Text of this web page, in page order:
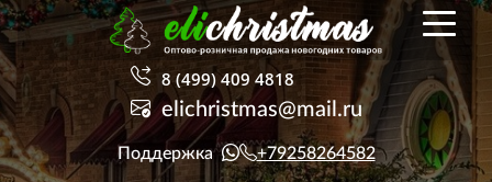
8 (499) 409 4818
elichristmas@mail.ru
Поддержка +79258264582